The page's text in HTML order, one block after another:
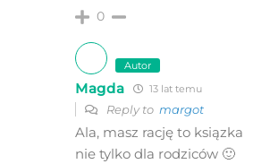
0
Autor
Magda 13 lat temu
Reply to margot
Ala, masz rację to ksiązka
nie tylko dla rodziców 🙂